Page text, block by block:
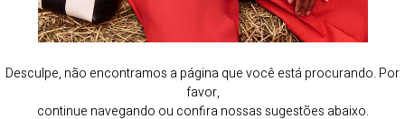
Desculpe, não encontramos a página que você está procurando. Por
favor,
continue navegando ou confira nossas sugestões abaixo.